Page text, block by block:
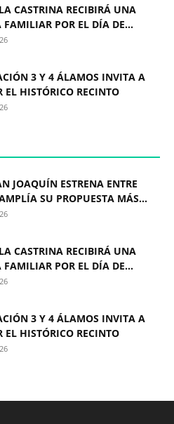
CASTRINA RECIBIRÁ UNA
FAMILIAR POR EL DÍA DE...
3 Y 4 ÁLAMOS INVITA A
EL HISTÓRICO RECINTO
JOAQUÍN ESTRENA ENTRE
SU PROPUESTA MÁS...
CASTRINA RECIBIRÁ UNA
FAMILIAR POR EL DÍA DE...
3 Y 4 ÁLAMOS INVITA A
EL HISTÓRICO RECINTO